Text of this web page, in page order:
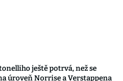
ještě potrvá, než se
úroveň Norrise a Verstappena